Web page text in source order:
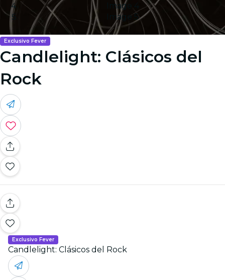
Image 4
Image 5
Exclusivo Fever
Candlelight: Clásicos del
Rock
Exclusivo Fever
Candlelight: Clásicos del Rock